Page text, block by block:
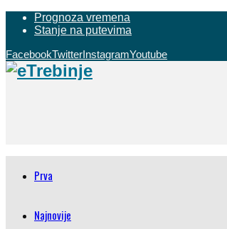
Prognoza vremena
Stanje na putevima
FacebookTwitterInstagramYoutube
Prva
Najnovije